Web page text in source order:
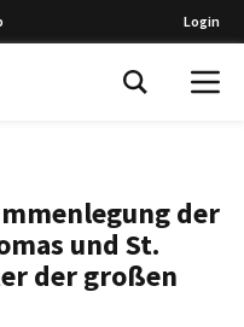
Login
der
und St.
der großen